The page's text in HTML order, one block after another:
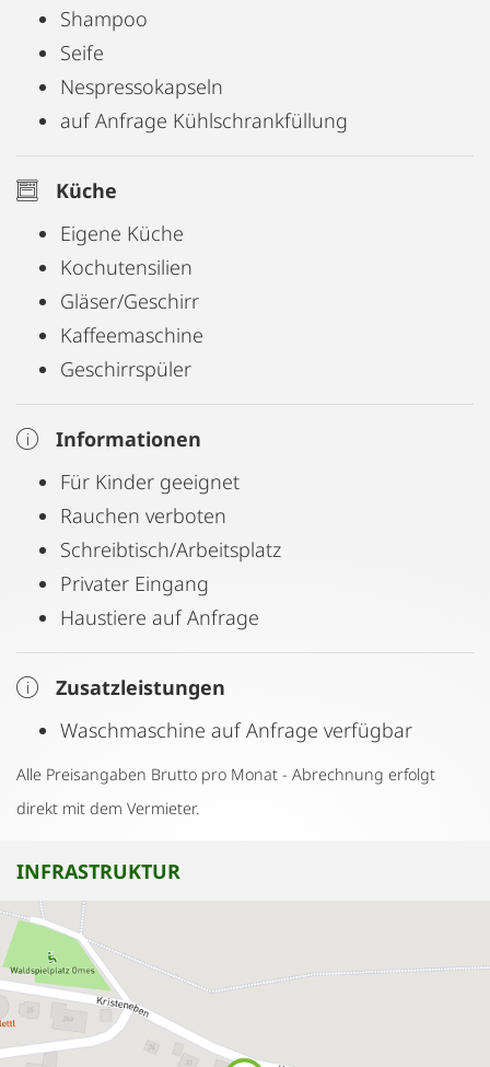
Shampoo
Seife
Nespressokapseln
auf Anfrage Kühlschrankfüllung
Küche
Eigene Küche
Kochutensilien
Gläser/Geschirr
Kaffeemaschine
Geschirrspüler
Informationen
Für Kinder geeignet
Rauchen verboten
Schreibtisch/Arbeitsplatz
Privater Eingang
Haustiere auf Anfrage
Zusatzleistungen
Waschmaschine auf Anfrage verfügbar
Alle Preisangaben Brutto pro Monat - Abrechnung erfolgt
direkt mit dem Vermieter.
INFRASTRUKTUR